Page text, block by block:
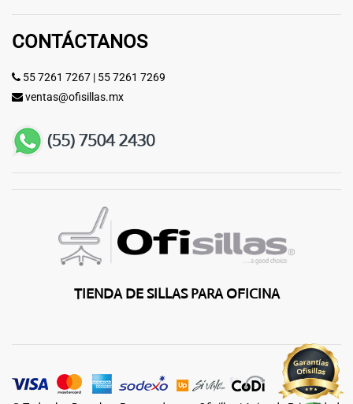
CONTÁCTANOS
55 7261 7267 | 55 7261 7269
ventas@ofisillas.mx
TIENDA DE SILLAS PARA OFICINA